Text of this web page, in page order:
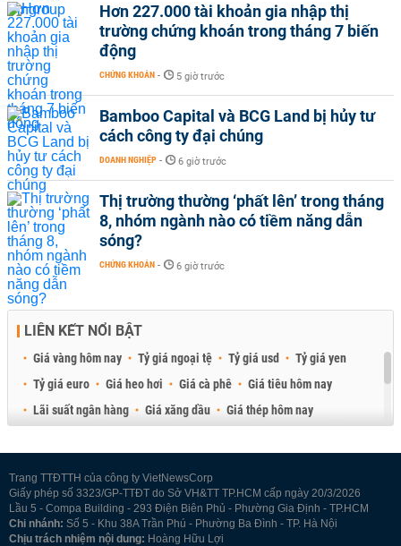
Hơn 227.000 tài khoản gia nhập thị
trường chứng khoán trong tháng 7 biến
động
CHỨNG KHOÁN - 5 giờ trước
Bamboo Capital và BCG Land bị hủy tư
cách công ty đại chúng
DOANH NGHIỆP - 6 giờ trước
Thị trường thường ‘phất lên’ trong tháng
8, nhóm ngành nào có tiềm năng dẫn
sóng?
CHỨNG KHOÁN - 6 giờ trước
LIÊN KẾT NỔI BẬT
Giá vàng hôm nay Tỷ giá ngoại tệ Tỷ giá usd
Tỷ giá yen
Tỷ giá euro
Giá heo hơi Giá cà phê
Giá tiêu hôm nay
Lãi suất ngân hàng
Giá xăng dầu
Giá thép hôm nay
Trang TTĐTTH của công ty VietNewsCorp
Giấy phép số 3323/GP-TTĐT do Sở VH&TT TP.HCM cấp ngày 20/3/2026
Lầu 5 - Compa Building - 293 Điện Biên Phủ - Phường Gia Định - TP.HCM
Chi nhánh: Số 5 - Khu 38A Trần Phú - Phường Ba Đình - TP. Hà Nội
Chịu trách nhiệm nội dung: Hoàng Hữu Lợi